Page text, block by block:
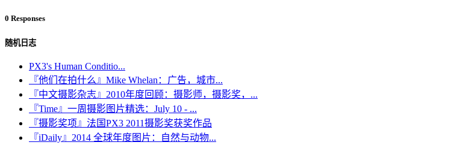
0 Responses
随机日志
PX3's Human Conditio...
『他们在拍什么』Mike Whelan：广告，城市...
『中文摄影杂志』2010年度回顾：摄影师，摄影奖，...
『Time』一周摄影图片精选：July 10 - ...
『摄影奖项』法国PX3 2011摄影奖获奖作品
『iDaily』2014 全球年度图片：自然与动物...